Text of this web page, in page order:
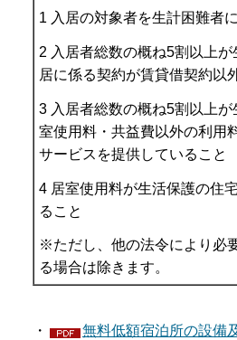
1 入居の対象者を生計困難者
2 入居者総数の概ね5割以上
居に係る契約が賃貸借契約以
3 入居者総数の概ね5割以上
室使用料・共益費以外の利用
サービスを提供していること
4 居室使用料が生活保護の住
ること
※ただし、他の法令により必
る場合は除きます。
・
無料低額宿泊所の設備